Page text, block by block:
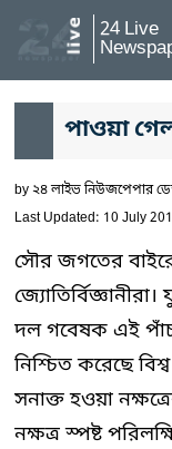
24 Live
পাওয়া
by২৪ লাইভ নিউজপেপার
Last Updated: 10 July
সৌর জগতের
দল গবেষক এই
নিশ্চিত করেছে
সনাক্ত হওয়া
নক্ষত্র স্পষ্ট